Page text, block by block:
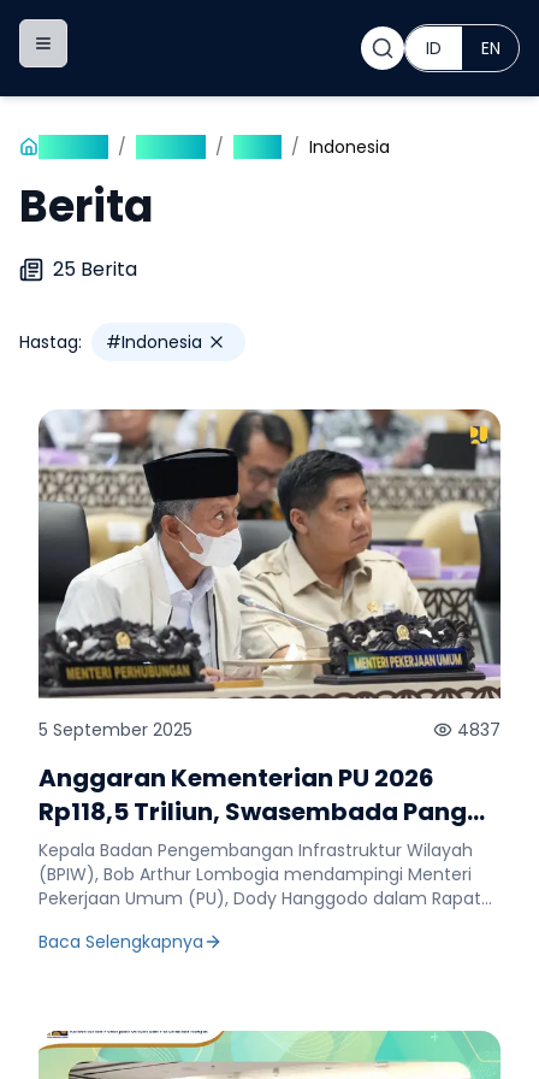
Toggle navigation menu ID EN
/ / / Indonesia
Berita
25 Berita
Hastag: #Indonesia
5 September 2025 4837
Anggaran Kementerian PU 2026
Rp118,5 Triliun, Swasembada Pangan
Jadi Prioritas
Kepala Badan Pengembangan Infrastruktur Wilayah
(BPIW), Bob Arthur Lombogia mendampingi Menteri
Pekerjaan Umum (PU), Dody Hanggodo dalam Rapat
oleh Wakil Menteri PU, Diana Kusumastuti, dan Pejabat
diselenggarakan dalam rangka membahas evaluasi
APBN TA. 2025 sampai dengan bulan September 2025,
Baca Selengkapnya